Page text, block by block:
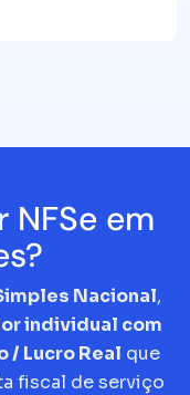
em
Nacional,
individual com
/ Lucro Real que
fiscal de serviço